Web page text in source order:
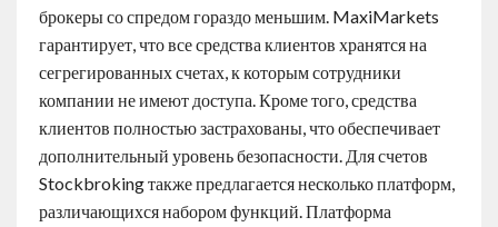
брокеры со спредом гораздо меньшим. MaxiMarkets
гарантирует, что все средства клиентов хранятся на
сегрегированных счетах, к которым сотрудники
компании не имеют доступа. Кроме того, средства
клиентов полностью застрахованы, что обеспечивает
дополнительный уровень безопасности. Для счетов
Stockbroking также предлагается несколько платформ,
различающихся набором функций. Платформа